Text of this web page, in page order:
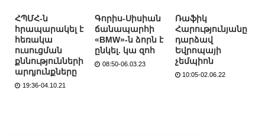
ՀՊՄՀ-ն
հրապարակել է
հեռակա
ուսուցման
քննությունների
արդյունքները
19:36-04.10.21
Գորիս-Սիսիան
ճանապարհի
«BMW»-ն ձորն է
ընկել. կա զոհ
08:50-06.03.23
Ռաֆիկ
Հարությունյանը
դարձավ
Եվրոպայի
չեմպիոն
10:05-02.06.22